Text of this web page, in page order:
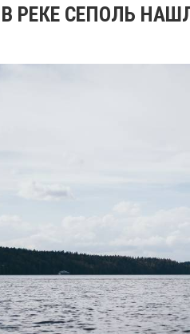
РЕКЕ СЕПОЛЬ